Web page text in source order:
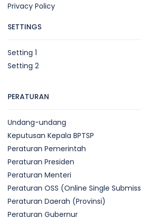
Privacy Policy
SETTINGS
Setting 1
Setting 2
PERATURAN
Undang-undang
Keputusan Kepala BPTSP
Peraturan Pemerintah
Peraturan Presiden
Peraturan Menteri
Peraturan OSS (Online Single
Peraturan Daerah (Provinsi)
Peraturan Gubernur